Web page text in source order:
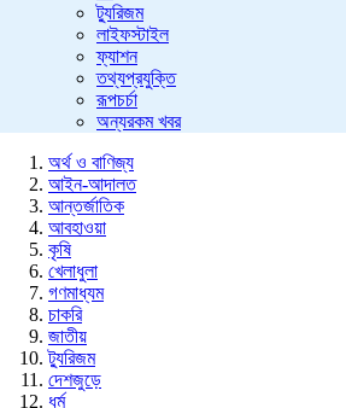
ট্যুরিজম
লাইফস্টাইল
ফ্যাশন
তথ্যপ্রযুক্তি
রূপচর্চা
অন্যরকম খবর
অর্থ ও বাণিজ্য
আইন-আদালত
আন্তর্জাতিক
আবহাওয়া
কৃষি
খেলাধুলা
গণমাধ্যম
চাকরি
জাতীয়
ট্যুরিজম
দেশজুড়ে
ধর্ম